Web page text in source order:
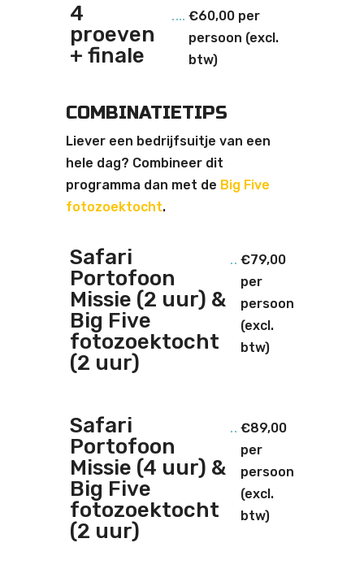
4
proeven
+ finale
€60,00 per
persoon (excl.
btw)
COMBINATIETIPS
Liever een bedrijfsuitje van een
hele dag? Combineer dit
programma dan met de Big Five
fotozoektocht.
Safari
Portofoon
Missie (2 uur) &
Big Five
fotozoektocht
(2 uur)
€79,00
per
persoon
(excl.
btw)
Safari
Portofoon
Missie (4 uur) &
Big Five
fotozoektocht
(2 uur)
€89,00
per
persoon
(excl.
btw)